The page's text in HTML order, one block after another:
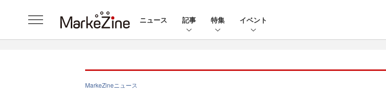
ニュース 記事 特集 イベント
MarkeZineニュース